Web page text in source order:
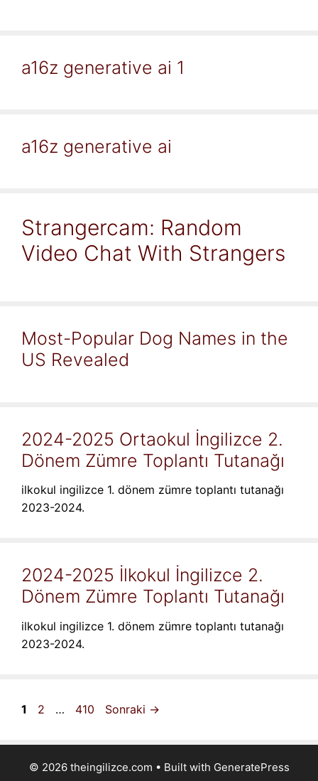
a16z generative ai 1
a16z generative ai
Strangercam: Random
Video Chat With Strangers
Most-Popular Dog Names in the
US Revealed
2024-2025 Ortaokul İngilizce 2.
Dönem Zümre Toplantı Tutanağı
ilkokul ingilizce 1. dönem zümre toplantı tutanağı
2023-2024.
2024-2025 İlkokul İngilizce 2.
Dönem Zümre Toplantı Tutanağı
ilkokul ingilizce 1. dönem zümre toplantı tutanağı
2023-2024.
Sayfa
1 Sayfa
2 … Sayfa
410 Sonraki →
© 2026 theingilizce.com • Built with GeneratePress